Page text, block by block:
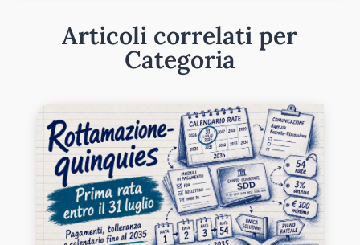
Articoli correlati per
Categoria